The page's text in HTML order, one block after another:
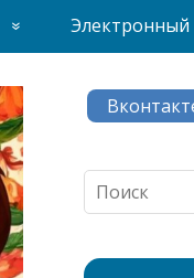
Электронный